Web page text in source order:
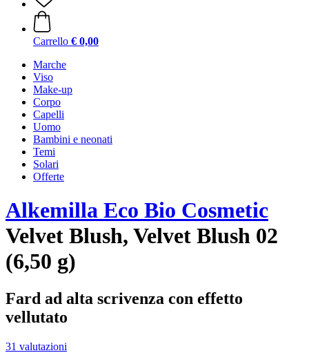
Carrello € 0,00
Marche
Viso
Make-up
Corpo
Capelli
Uomo
Bambini e neonati
Temi
Solari
Offerte
Alkemilla Eco Bio Cosmetic
Velvet Blush, Velvet Blush 02
(6,50 g)
Fard ad alta scrivenza con effetto
vellutato
31 valutazioni